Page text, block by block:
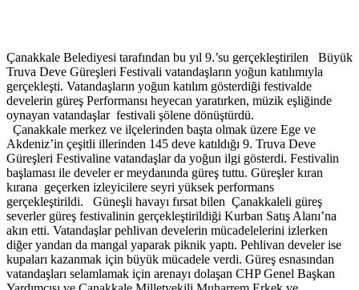
Çanakkale Belediyesi tarafından bu yıl 9.’su gerçekleştirilen Büyük
Truva Deve Güreşleri Festivali vatandaşların yoğun katılımıyla
gerçekleşti. Vatandaşların yoğun katılım gösterdiği festivalde
develerin güreş Performansı heyecan yaratırken, müzik eşliğinde
oynayan vatandaşlar festivali şölene dönüştürdü.
Çanakkale merkez ve ilçelerinden başta olmak üzere Ege ve
Akdeniz’in çeşitli illerinden 145 deve katıldığı 9. Truva Deve
Güreşleri Festivaline vatandaşlar da yoğun ilgi gösterdi. Festivalin
başlaması ile develer er meydanında güreş tuttu. Güreşler kıran
kırana geçerken izleyicilere seyri yüksek performans
gerçekleştirildi. Güneşli havayı fırsat bilen Çanakkaleli güreş
severler güreş festivalinin gerçekleştirildiği Kurban Satış Alanı’na
akın etti. Vatandaşlar pehlivan develerin mücadelelerini izlerken
diğer yandan da mangal yaparak piknik yaptı. Pehlivan develer ise
kupaları kazanmak için büyük mücadele verdi. Güreş esnasından
vatandaşları selamlamak için arenayı dolaşan CHP Genel Başkan